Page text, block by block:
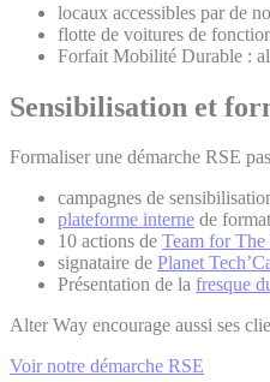
locaux accessibles par de
flotte de voitures de
Forfait Mobilité Durable :
Sensibilisation et
Formaliser une démarche RSE
campagnes de
plateforme interne de
10 actions de Team for The
signataire de Planet
Présentation de la fresque
Alter Way encourage aussi ses
Voir notre démarche RSE